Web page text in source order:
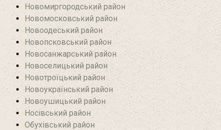
Новомиргородський район
Новомосковський район
Новоодеський район‎
Новопсковський район‎
Новосанжарський район
Новоселицький район
Новотроїцький район
Новоукраїнський район
Новоушицький район
Носівський район
Обухівський район